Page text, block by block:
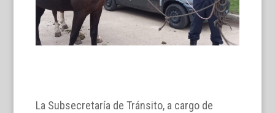
La Subsecretaría de Tránsito, a cargo de